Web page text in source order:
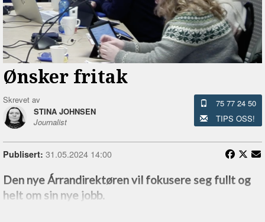
Ønsker fritak
Skrevet av
STINA JOHNSEN
Journalist
75 77 24 50
TIPS OSS!
Publisert: 31.05.2024 14:00
Den nye Árrandirektøren vil fokusere seg fullt og
helt om sin nye jobb.